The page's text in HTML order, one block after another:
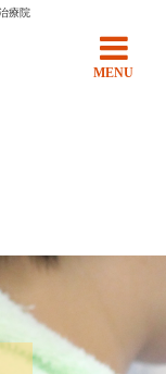
療院
MENU